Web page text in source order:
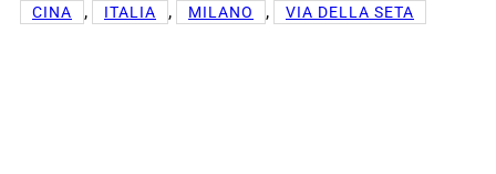
CINA , ITALIA , MILANO , VIA DELLA SETA